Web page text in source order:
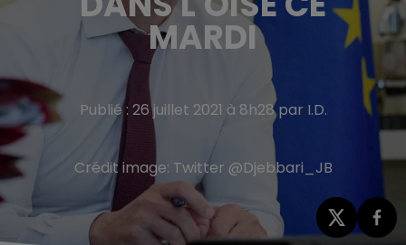
MARDI
Publié : 26 juillet 2021 à 8h28 par I.D.
Crédit image: Twitter @Djebbari_JB